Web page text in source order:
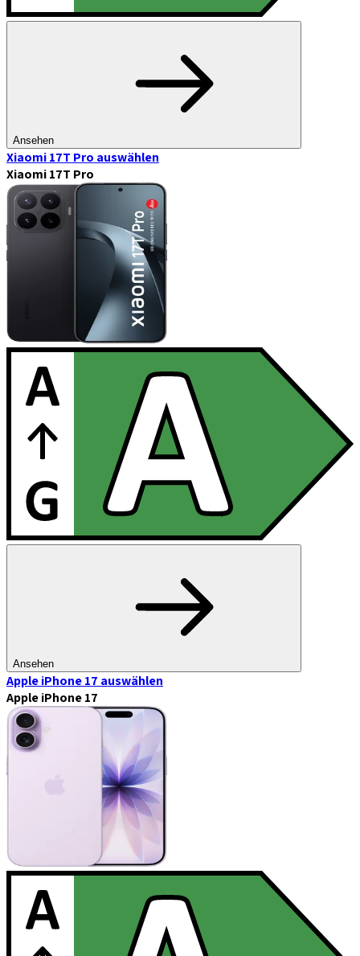
Ansehen
Xiaomi 17T Pro auswählen
Xiaomi 17T Pro
Ansehen
Apple iPhone 17 auswählen
Apple iPhone 17